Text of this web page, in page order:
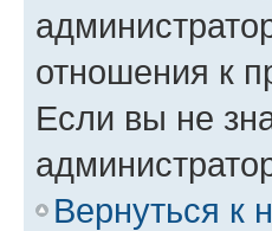
отношения к
Если вы не
Вернуться к